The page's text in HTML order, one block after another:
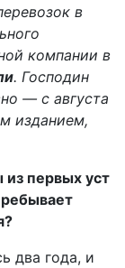
в
компании в
. Господин
— с августа
изданием,
из первых уст
два года, и